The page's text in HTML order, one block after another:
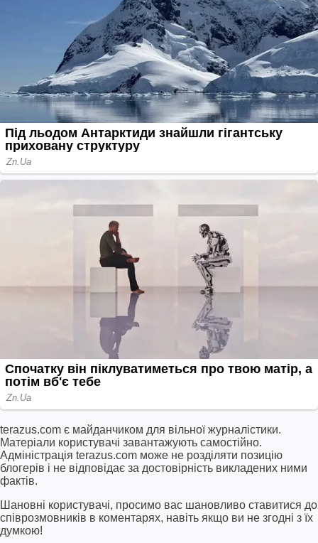
terazus.com є майданчиком для вільної журналістики.
Матеріали користувачі завантажують самостійно.
Адміністрація terazus.com може не розділяти позицію
блогерів і не відповідає за достовірність викладених ними
фактів.
Шановні користувачі, просимо вас шановливо ставитися до
співрозмовників в коментарях, навіть якщо ви не згодні з їх
думкою!